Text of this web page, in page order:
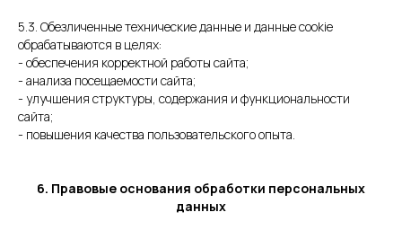
5.3. Обезличенные технические данные и данные cookie
обрабатываются в целях:
- обеспечения корректной работы сайта;
- анализа посещаемости сайта;
- улучшения структуры, содержания и функциональности
сайта;
- повышения качества пользовательского опыта.
6. Правовые основания обработки персональных
данных